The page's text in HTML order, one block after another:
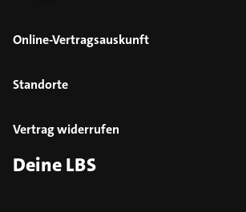
Online-Vertragsauskunft
Standorte
Vertrag widerrufen
Deine LBS